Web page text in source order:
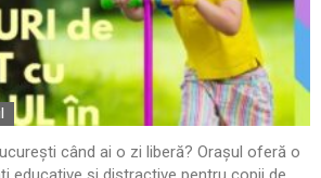
când ai o zi liberă? Orașul oferă o